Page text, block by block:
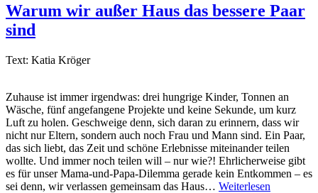
Warum wir außer Haus das bessere Paar
sind
Text: Katia Kröger
Zuhause ist immer irgendwas: drei hungrige Kinder, Tonnen an
Wäsche, fünf angefangene Projekte und keine Sekunde, um kurz
Luft zu holen. Geschweige denn, sich daran zu erinnern, dass wir
nicht nur Eltern, sondern auch noch Frau und Mann sind. Ein Paar,
das sich liebt, das Zeit und schöne Erlebnisse miteinander teilen
wollte. Und immer noch teilen will – nur wie?! Ehrlicherweise gibt
es für unser Mama-und-Papa-Dilemma gerade kein Entkommen – es
sei denn, wir verlassen gemeinsam das Haus… Weiterlesen